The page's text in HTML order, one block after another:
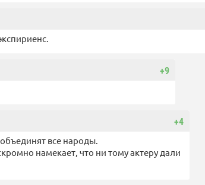
+9
+4
все народы.
намекает, что ни тому актеру дали